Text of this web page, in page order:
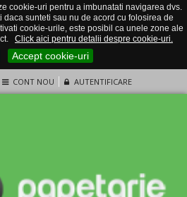
cookie-uri pentru a imbunatati navigarea dvs.
daca sunteti sau nu de acord cu folosirea de
cookie-urile, este posibil ca unele zone ale
Click aici pentru detalii despre cookie-uri.
Accept cookie-uri
CONT NOU AUTENTIFICARE